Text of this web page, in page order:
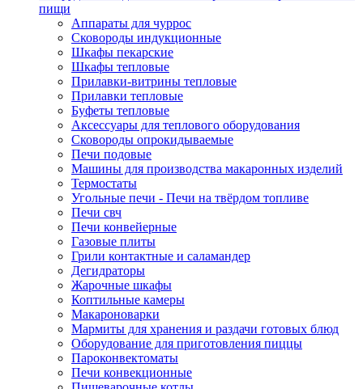
пищи
Аппараты для чуррос
Сковороды индукционные
Шкафы пекарские
Шкафы тепловые
Прилавки-витрины тепловые
Прилавки тепловые
Буфеты тепловые
Аксессуары для теплового оборудования
Сковороды опрокидываемые
Печи подовые
Машины для производства макаронных изделий
Термостаты
Угольные печи - Печи на твёрдом топливе
Печи свч
Печи конвейерные
Газовые плиты
Грили контактные и саламандер
Дегидраторы
Жарочные шкафы
Коптильные камеры
Макароноварки
Мармиты для хранения и раздачи готовых блюд
Оборудование для приготовления пиццы
Пароконвектоматы
Печи конвекционные